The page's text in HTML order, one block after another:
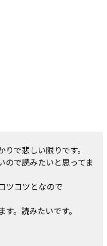
で悲しい限りです。
ので読みたいと思ってま
ツコツとなので
。読みたいです。